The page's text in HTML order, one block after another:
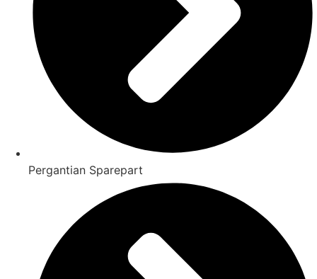
Pergantian Sparepart